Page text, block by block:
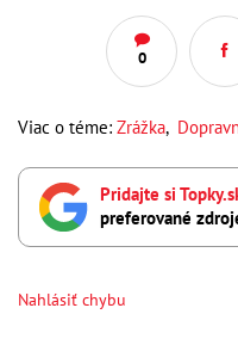
0
Viac o téme: Zrážka,
Pridajte si
preferované
Nahlásiť chybu